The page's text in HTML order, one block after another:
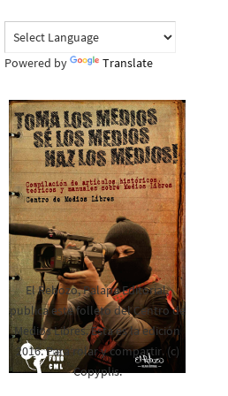
Powered by Translate
El Rebozo, Palapa Editorial,
publica este folleto del Centro de
Medios Libres. Esta es la edición
2016. Para rolar y compartir. (c)
Copyplis.